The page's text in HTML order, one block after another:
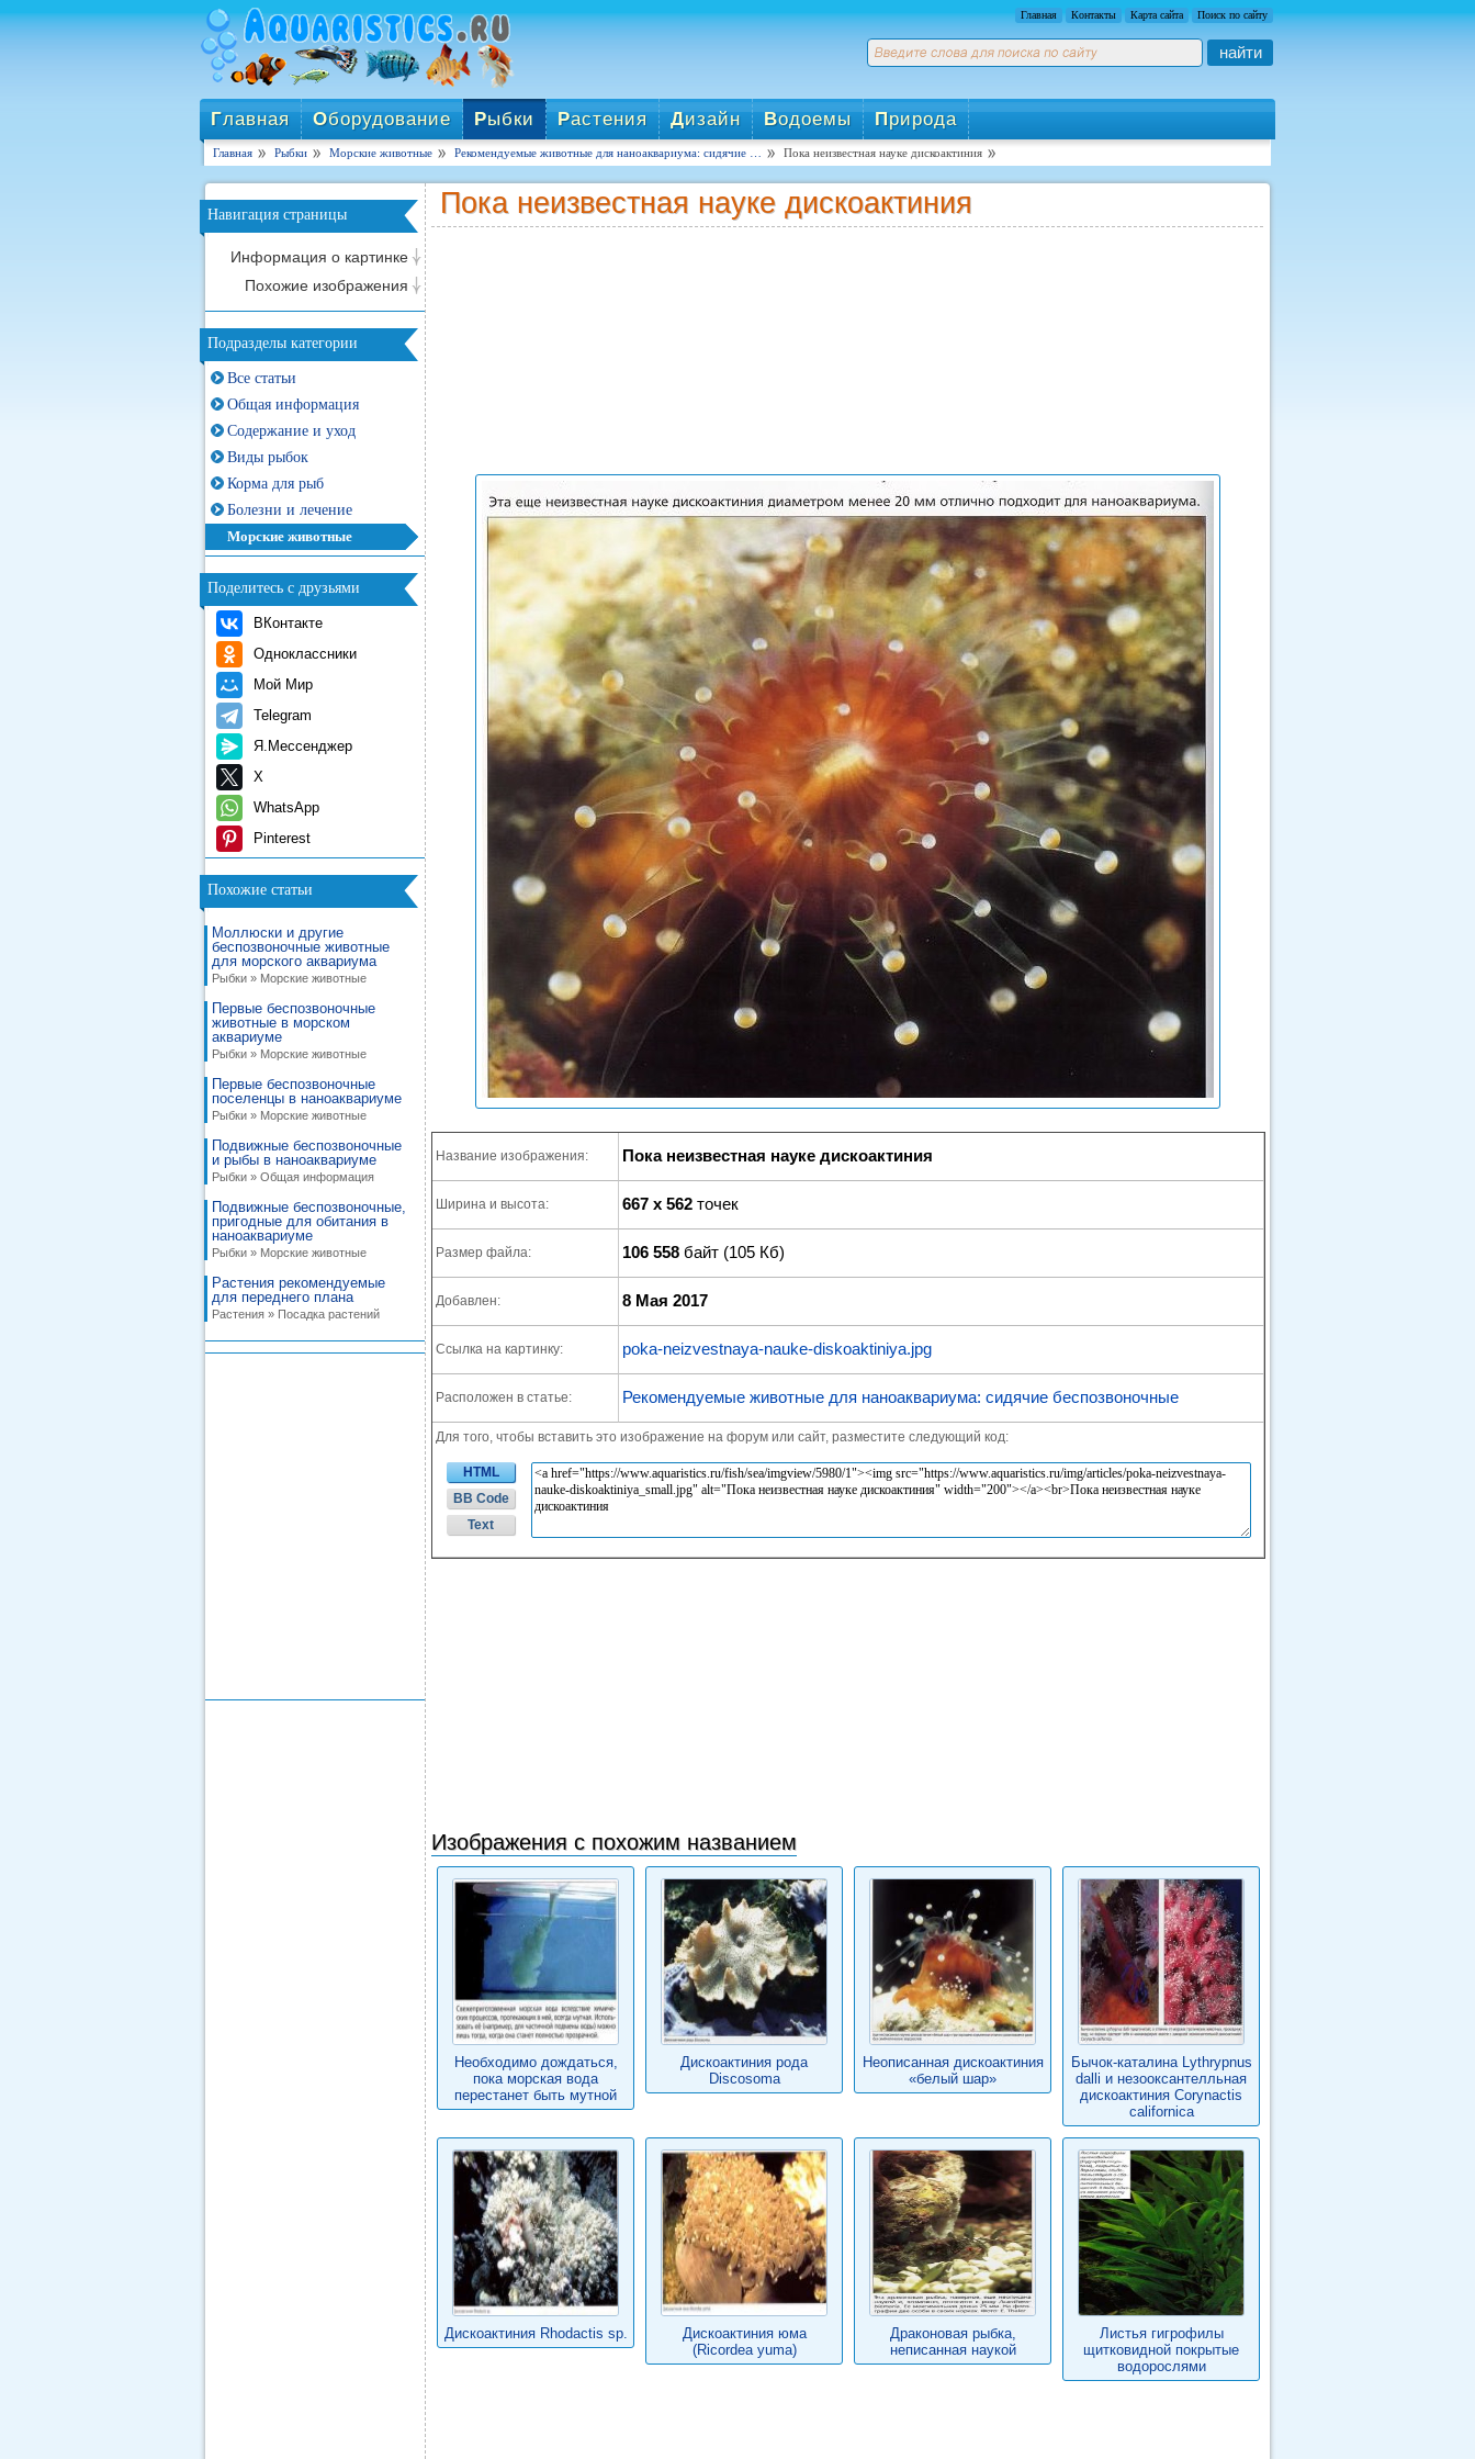
Главная Контакты Карта сайта Поиск по сайту
найти
Главная Оборудование Рыбки Растения Дизайн Водоемы Природа
Главная Рыбки Морские животные Рекомендуемые животные для наноаквариума: сидячие … Пока неизвестная науке дискоактиния
Навигация страницы
Информация о картинке
Похожие изображения
Подразделы категории
Все статьи
Общая информация
Содержание и уход
Виды рыбок
Корма для рыб
Болезни и лечение
Морские животные
Поделитесь с друзьями
ВКонтакте
Одноклассники
Мой Мир
Telegram
Я.Мессенджер
X
WhatsApp
Pinterest
Похожие статьи
Моллюски и другие
беспозвоночные животные
для морского аквариума
Рыбки » Морские животные
Первые беспозвоночные
животные в морском
аквариуме
Рыбки » Морские животные
Первые беспозвоночные
поселенцы в наноаквариуме
Рыбки » Морские животные
Подвижные беспозвоночные
и рыбы в наноаквариуме
Рыбки » Общая информация
Подвижные беспозвоночные,
пригодные для обитания в
наноаквариуме
Рыбки » Морские животные
Растения рекомендуемые
для переднего плана
Растения » Посадка растений
Пока неизвестная науке дискоактиния
Название изображения: Пока неизвестная науке дискоактиния
Ширина и высота: 667 x 562 точек
Размер файла: 106 558 байт (105 Кб)
Добавлен: 8 Мая 2017
Ссылка на картинку: poka-neizvestnaya-nauke-diskoaktiniya.jpg
Расположен в статье: Рекомендуемые животные для наноаквариума: сидячие беспозвоночные
Для того, чтобы вставить это изображение на форум или сайт, разместите следующий код:
HTML
BB Code
Text
Изображения с похожим названием
Необходимо дождаться,
пока морская вода
перестанет быть мутной
Дискоактиния рода
Discosoma
Неописанная дискоактиния
«белый шар»
Бычок-каталина Lythrypnus
dalli и незооксантелльная
дискоактиния Corynactis
californica
Дискоактиния Rhodactis sp.
Дискоактиния юма
(Ricordea yuma)
Драконовая рыбка,
неписанная наукой
Листья гигрофилы
щитковидной покрытые
водорослями